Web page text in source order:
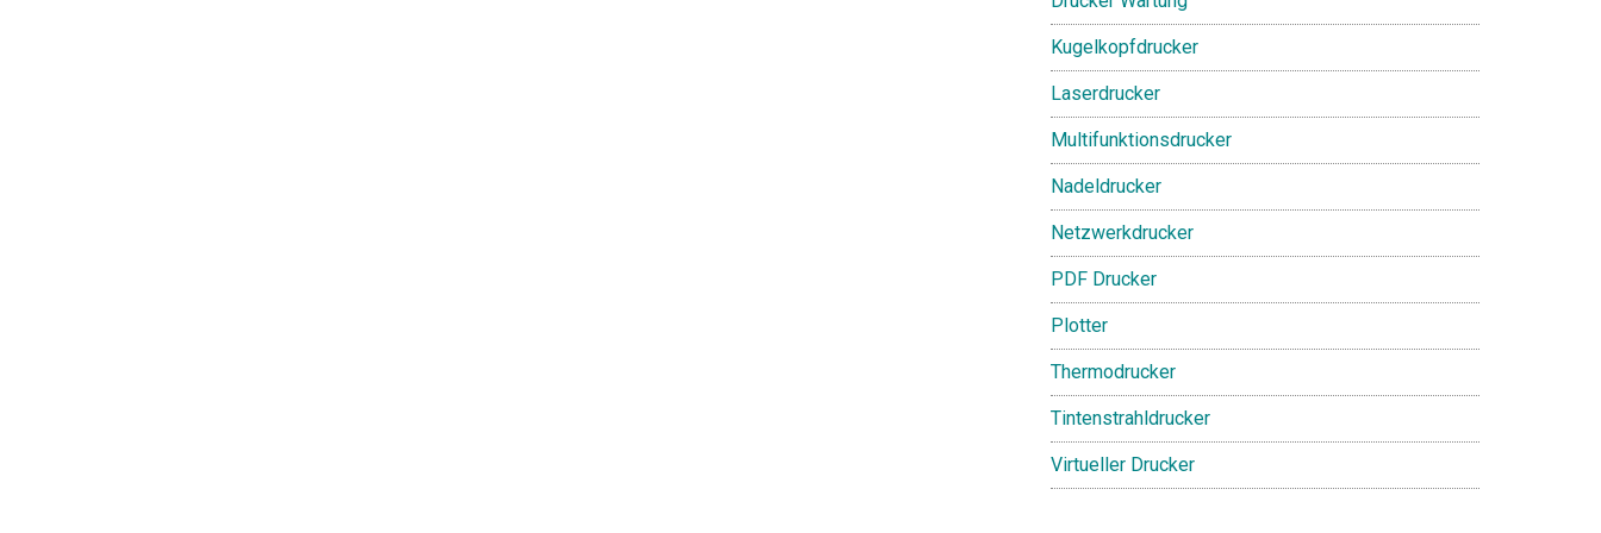
Kugelkopfdrucker
Laserdrucker
Multifunktionsdrucker
Nadeldrucker
Netzwerkdrucker
PDF Drucker
Plotter
Thermodrucker
Tintenstrahldrucker
Virtueller Drucker